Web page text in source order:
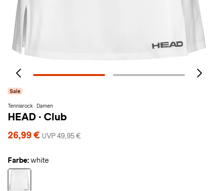
Sale
Tennisrock · Damen
HEAD · Club
26,99 € UVP 49,95 €
Farbe: white